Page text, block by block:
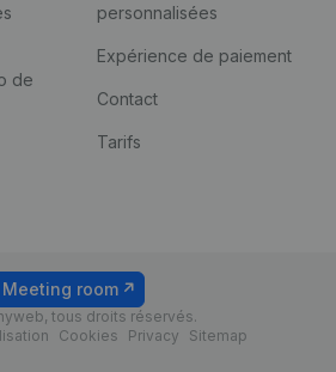
de
personnalisées
Expérience de paiement
Contact
Tarifs
tous droits réservés.
Cookies Privacy Sitemap
Meeting room